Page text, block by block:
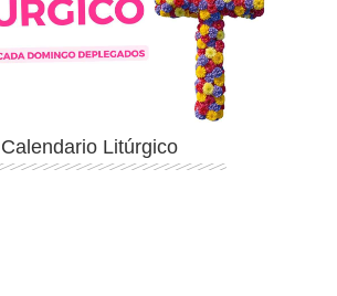
Ingresar
Calendario Litúrgico